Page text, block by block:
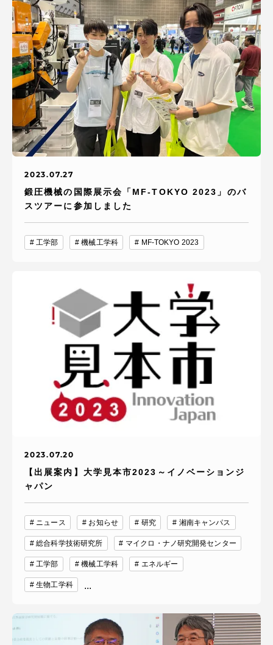
2023.07.27
鍛圧機械の国際展示会「MF-TOKYO 2023」のバ
スツアーに参加しました
工学部 機械工学科 MF-TOKYO 2023
2023.07.20
【出展案内】大学見本市2023～イノベーションジ
ャパン
ニュース お知らせ 研究 湘南キャンパス
総合科学技術研究所 マイクロ・ナノ研究開発センター
工学部 機械工学科 エネルギー
生物工学科 ...